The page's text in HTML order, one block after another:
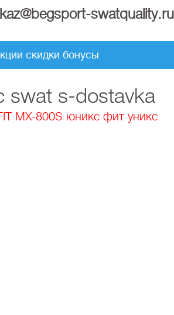
swatquality.ru
скидки бонусы
swat s-dostavka
MX-800S юникс фит уникс